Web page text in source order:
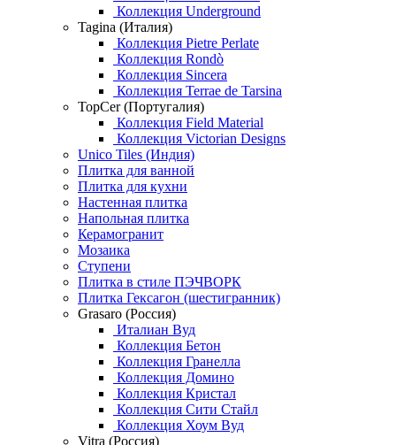
Коллекция Underground
Tagina (Италия)
Коллекция Pietre Perlate
Коллекция Rondò
Коллекция Sincera
Коллекция Terrae de Tarsina
TopCer (Португалия)
Коллекция Field Material
Коллекция Victorian Designs
Unico Tiles (Индия)
Плитка для ванной
Плитка для кухни
Настенная плитка
Напольная плитка
Керамогранит
Мозаика
Ступени
Плитка в стиле ПЭЧВОРК
Плитка Гексагон (шестигранник)
Grasaro (Россия)
Италиан Вуд
Коллекция Бетон
Коллекция Гранелла
Коллекция Домино
Коллекция Кристал
Коллекция Сити Стайл
Коллекция Хоум Вуд
Vitra (Россия)